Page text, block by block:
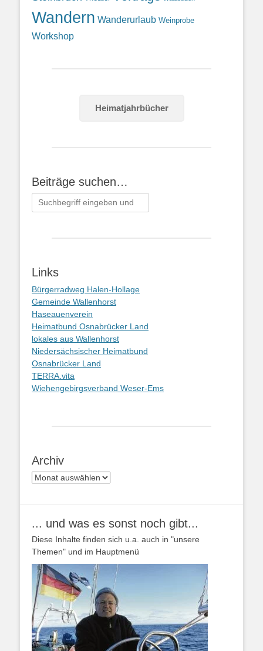
Wandern Wanderurlaub Weinprobe
Workshop
Heimatjahrbücher
Beiträge suchen…
Suchen
nach:
Links
Bürgerradweg Halen-Hollage
Gemeinde Wallenhorst
Haseauenverein
Heimatbund Osnabrücker Land
lokales aus Wallenhorst
Niedersächsischer Heimatbund
Osnabrücker Land
TERRA.vita
Wiehengebirgsverband Weser-Ems
Archiv
Archiv
... und was es sonst noch gibt...
Diese Inhalte finden sich u.a. auch in "unsere
Themen" und im Hauptmenü